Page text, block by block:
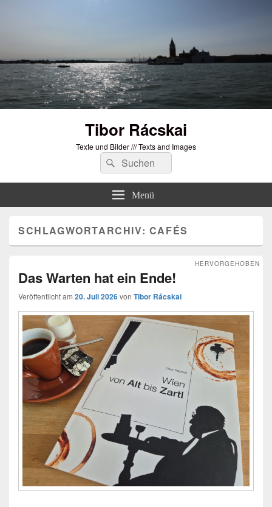
Tibor Rácskai
Texte und Bilder /// Texts and Images
Suchen
nach:
Suchen
Menü
SCHLAGWORTARCHIV: CAFÉS
Das Warten hat ein Ende!
HERVORGEHOBEN
Veröffentlicht am 20. Juli 2026von Tibor Rácskai